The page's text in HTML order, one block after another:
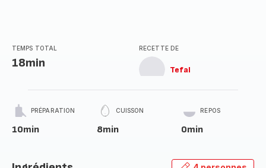
TEMPS TOTAL
18min
RECETTE DE
Tefal
PRÉPARATION
10min
CUISSON
8min
REPOS
0min